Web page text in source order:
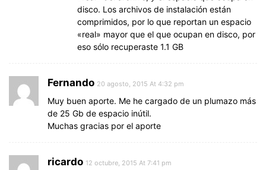
disco. Los archivos de instalación están
comprimidos, por lo que reportan un espacio
«real» mayor que el que ocupan en disco, por
eso sólo recuperaste 1.1 GB
Fernando 20 agosto, 2015 At 4:32 pm
Muy buen aporte. Me he cargado de un plumazo más
de 25 Gb de espacio inútil.
Muchas gracias por el aporte
ricardo 12 octubre, 2015 At 7:41 pm